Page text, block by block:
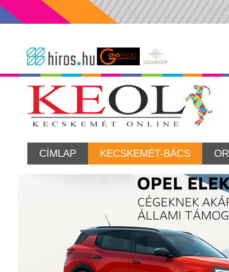
CÍMLAP KECSKEMÉT-BÁCS